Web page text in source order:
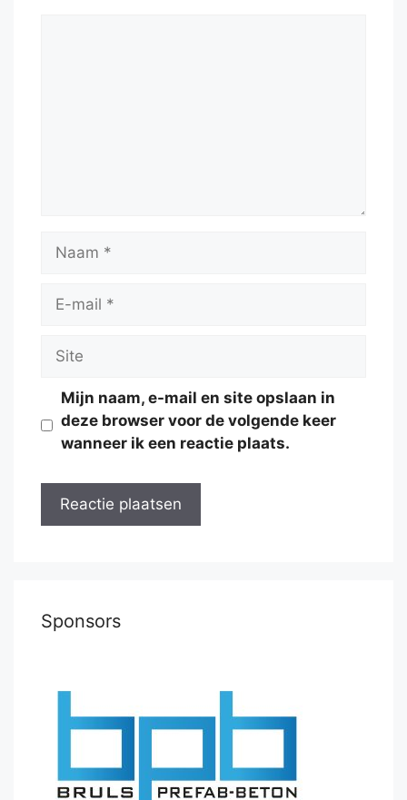
Naam
Site
Mijn naam, e-mail en site opslaan in
deze browser voor de volgende keer
wanneer ik een reactie plaats.
Sponsors